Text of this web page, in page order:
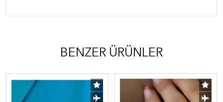
BENZER ÜRÜNLER